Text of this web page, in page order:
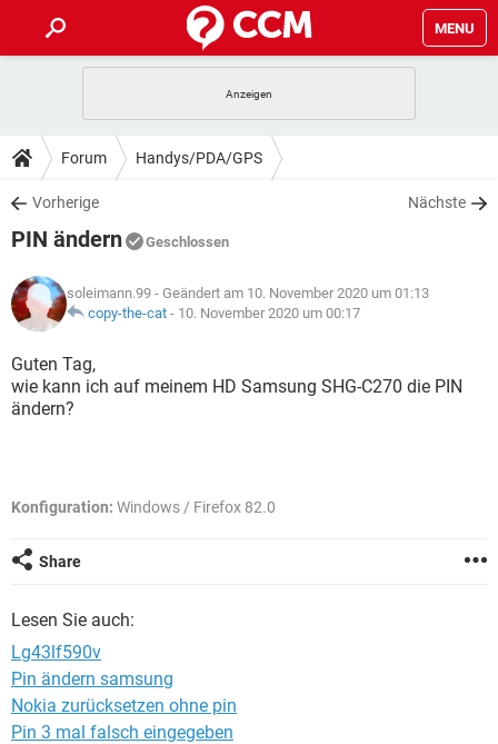
MENU
ANDROID IOS
WINDOWS 10
WHATSAPP
FACEBOOK
TIPPS & TRICKS
SPIELE STREAMING
WHATSAPP TIKTOK
FACEBOOK
DOWNLOADS
SPIELE
ANDROID
WINDOWS 10 INSTAGRAM
WHATSAPP
FACEBOOK HARDWARE
SPIELE STREAMING
ANDROID
WINDOWS 10
WHATSAPP
LEXIKON
SPIELE
ANDROID IOS
FACEBOOK HARDWARE
Forum Handys/PDA/GPS
Vorherige Nächste
PIN ändern Geschlossen
soleimann.99 - Geändert am 10. November 2020 um 01:13
copy-the-cat - 10. November 2020 um 00:17
Guten Tag,
wie kann ich auf meinem HD Samsung SHG-C270 die PIN
ändern?
Konfiguration: Windows / Firefox 82.0
Share
Lesen Sie auch:
Lg43lf590v
Pin ändern samsung
Nokia zurücksetzen ohne pin
Pin 3 mal falsch eingegeben